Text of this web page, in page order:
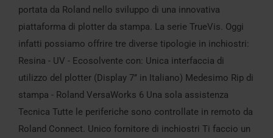
portata da Roland nello sviluppo di una innovativa
piattaforma di plotter da stampa. La serie TrueVis. Oggi
infatti possiamo offrire tre diverse tipologie in inchiostri:
Resina - UV - Ecosolvente con: Unica interfaccia di
utilizzo del plotter (Display 7’’ in Italiano) Medesimo Rip di
stampa - Roland VersaWorks 6 Una sola assistenza
Tecnica Tutte le periferiche sono controllate in remoto da
Roland Connect. Unico fornitore di inchiostri Ti faccio un